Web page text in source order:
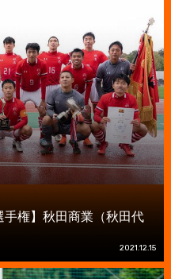
手権】秋田商業（秋田代
2021.12.15